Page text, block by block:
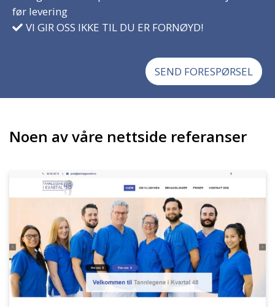
før levering
VI GIR OSS IKKE TIL DU ER FORNØYD!
SEND FORESPØRSEL
Noen av våre nettside referanser